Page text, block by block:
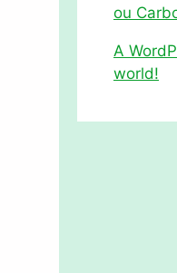
ou
A
world!